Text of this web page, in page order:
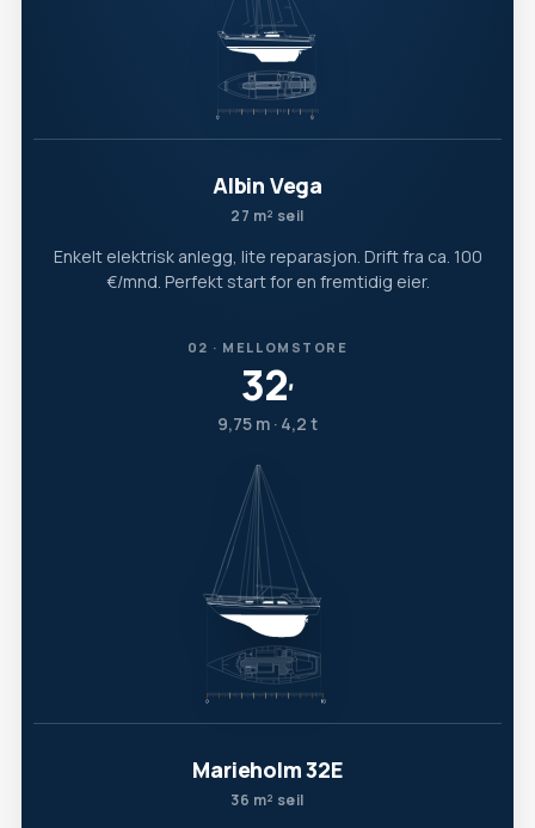
Albin Vega
27 m² seil
Enkelt elektrisk anlegg, lite reparasjon. Drift fra ca. 100
€/mnd. Perfekt start for en fremtidig eier.
02 · MELLOMSTORE
32′
9,75 m · 4,2 t
Marieholm 32E
36 m² seil